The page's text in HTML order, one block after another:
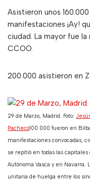
Asistieron unos
manifestaciones ¡Ay!
ciudad. La mayor fue
CCOO.
200.000 asistieron en
29 de Marzo, Madrid. Foto:
Pacheco100.000 fueron en
manifestaciones convocadas,
se repitió en todas las capitales
Autónoma Vasca y en Navarra.
unitaria de huelga entre los